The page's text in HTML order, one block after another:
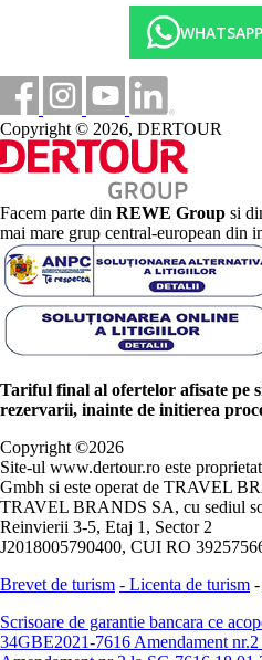
Copyright © 2026, DERTOUR
Facem parte din REWE Group si
mai mare grup central-european din
Tariful final al ofertelor afisate pe
rezervarii, inainte de initierea
Copyright ©2026
Site-ul www.dertour.ro este
Gmbh si este operat de TRAVEL
TRAVEL BRANDS SA, cu sediul
Reinvierii 3-5, Etaj 1, Sector 2
J2018005790400, CUI RO
Brevet de turism - Licenta de turism -
Scrisoare de garantie bancara ce
34GBE2021-7616 Amendament